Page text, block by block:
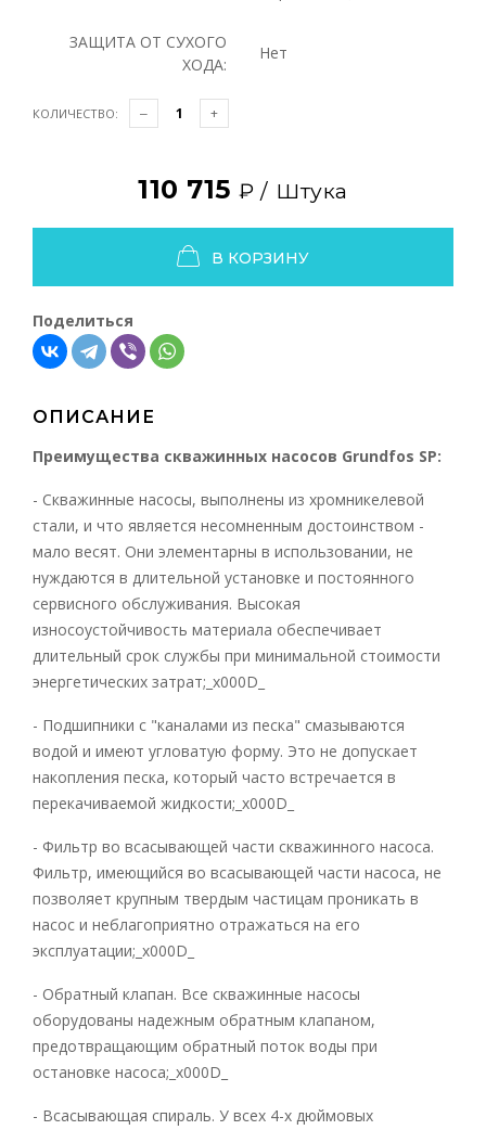
ЗАЩИТА ОТ СУХОГО
ХОДА:
Нет
КОЛИЧЕСТВО:
110 715₽ / Штука
В КОРЗИНУ
Поделиться
ОПИСАНИЕ
Преимущества скважинных насосов Grundfos SP:
- Скважинные насосы, выполнены из хромникелевой
стали, и что является несомненным достоинством -
мало весят. Они элементарны в использовании, не
нуждаются в длительной установке и постоянного
сервисного обслуживания. Высокая
износоустойчивость материала обеспечивает
длительный срок службы при минимальной стоимости
энергетических затрат;_x000D_
- Подшипники с "каналами из песка" смазываются
водой и имеют угловатую форму. Это не допускает
накопления песка, который часто встречается в
перекачиваемой жидкости;_x000D_
- Фильтр во всасывающей части скважинного насоса.
Фильтр, имеющийся во всасывающей части насоса, не
позволяет крупным твердым частицам проникать в
насос и неблагоприятно отражаться на его
эксплуатации;_x000D_
- Обратный клапан. Все скважинные насосы
оборудованы надежным обратным клапаном,
предотвращающим обратный поток воды при
остановке насоса;_x000D_
- Всасывающая спираль. У всех 4-х дюймовых